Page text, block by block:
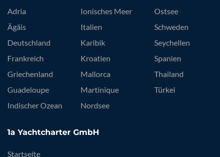
Adria
Ägäis
Deutschland
Frankreich
Griechenland
Guadeloupe
Indischer Ozean
Ionisches Meer
Italien
Karibik
Kroatien
Mallorca
Martinique
Nordsee
Ostsee
Schweden
Seychellen
Spanien
Thailand
Türkei
1a Yachtcharter GmbH
Startseite